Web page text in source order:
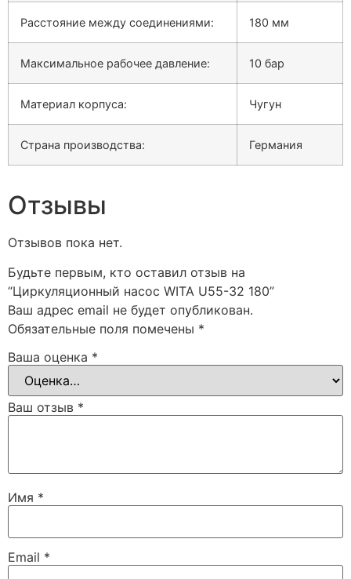
Расстояние между соединениями: 180 мм
Максимальное рабочее давление: 10 бар
Материал корпуса: Чугун
Страна производства: Германия
Отзывы
Отзывов пока нет.
Будьте первым, кто оставил отзыв на
“Циркуляционный насос WITA U55-32 180”
Ваш адрес email не будет опубликован.
Обязательные поля помечены *
Ваша оценка *
Ваш отзыв *
Имя *
Email *